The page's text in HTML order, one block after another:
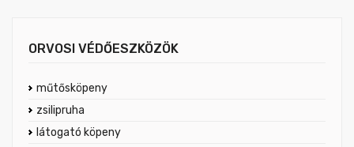
ORVOSI VÉDŐESZKÖZÖK
műtősköpeny
zsilipruha
látogató köpeny